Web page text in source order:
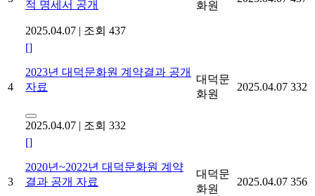
적 명세서 공개
2025.04.07 | 조회 437
화원
4
[]
2023년 대덕문화원 계약결과 공개
자료
2025.04.07 | 조회 332
대덕문
화원
2025.04.07 332
3
[]
2020년~2022년 대덕문화원 계약
결과 공개 자료
대덕문
화원
2025.04.07 356